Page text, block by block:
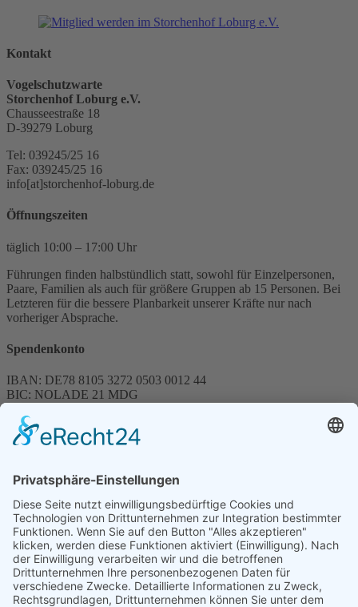
Kontakt
Vogelschutzwarte
Storchenhof Loburg e.V.
Chausseestraße 18
D-39279 Loburg
Tel: 039245/25 16
Fax: 039245/25 16
info[at]storchenhof-loburg.de
Öffnungszeiten
täglich 10:00 – 17:00 Uhr
Führungen finden halbstündlich statt, sowohl für Einzelpersonen,
Paare, Familien als auch für größere Gruppen ab 15 Personen. Bei
Letzteren für die bessere Planbarkeit unserer Kräfte nur nach
vorheriger Absprache.
Spendenkonto
IBAN: DE78 8105 3272 0503 0012 44
BIC: NOLADE 21 MDG
Spenden können steuerlich abgesetzt werden
Förderung
© 1987 – 2025
Storchenhof Loburg e.V.
Alle Rechte vorbehalten.